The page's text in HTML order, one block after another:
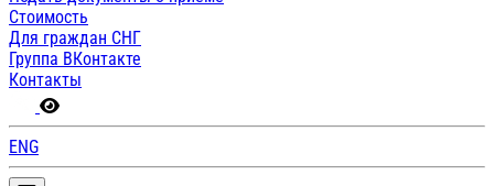
Стоимость
Для граждан СНГ
Группа ВКонтакте
Контакты
ENG